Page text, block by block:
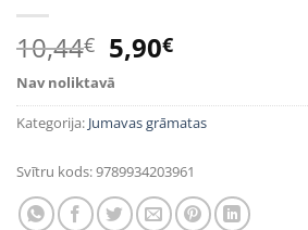
10,44€ Original
price
was:
10,44€.
5,90€Current
is:
5,90€.
Nav noliktavā
Kategorija: Jumavas grāmatas
Svītru kods:9789934203961